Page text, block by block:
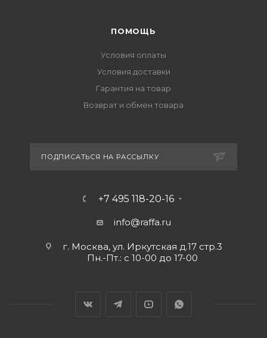
ПОМОЩЬ
Условия оплаты
Условия доставки
Гарантия на товар
Возврат и обмен товара
ПОДПИСАТЬСЯ НА РАССЫЛКУ
+7 495 118-20-16
info@raffa.ru
г. Москва, ул. Иркутская д.17 стр.3
Пн.-Пт.: с 10-00 до 17-00